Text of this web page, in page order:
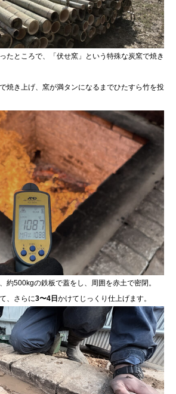
たところで、「伏せ窯」という特殊な炭窯で焼き
焼き上げ、窯が満タンになるまでひたすら竹を投
約500kgの鉄板で蓋をし、周囲を赤土で密閉。
、さらに3〜4日かけてじっくり仕上げます。